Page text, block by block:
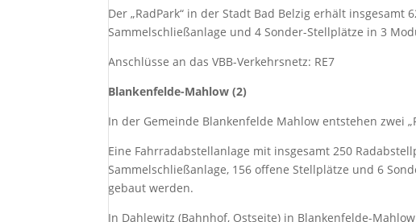
Der „RadPark“ in der Stadt Bad Belzig erhält
Sammelschließanlage und 4 Sonder-Stellplätze in 3
Anschlüsse an das VBB-Verkehrsnetz: RE7
Blankenfelde-Mahlow (2)
In der Gemeinde Blankenfelde Mahlow entstehen zwei
Eine Fahrradabstellanlage mit insgesamt 250
Sammelschließanlage, 156 offene Stellplätze und 6
gebaut werden.
In Dahlewitz (Bahnhof, Ostseite) in Blankenfelde-